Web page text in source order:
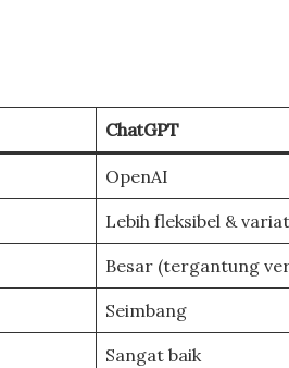
ChatGPT
OpenAI
Lebih fleksibel &
Besar (tergantung
Seimbang
Sangat baik